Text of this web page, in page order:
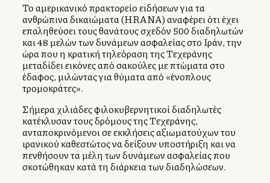
Το αμερικανικό πρακτορείο ειδήσεων για τα
ανθρώπινα δικαιώματα (HRANA) αναφέρει ότι έχει
επαληθεύσει τους θανάτους σχεδόν 500 διαδηλωτών
και 48 μελών των δυνάμεων ασφαλείας στο Ιράν, την
ώρα που η κρατική τηλεόραση της Τεχεράνης
μεταδίδει εικόνες από σακούλες με πτώματα στο
έδαφος, μιλώντας για θύματα από «ένοπλους
τρομοκράτες».
Σήμερα χιλιάδες φιλοκυβερνητικοί διαδηλωτές
κατέκλυσαν τους δρόμους της Τεχεράνης,
ανταποκρινόμενοι σε εκκλήσεις αξιωματούχων του
ιρανικού καθεστώτος να δείξουν υποστήριξη και να
πενθήσουν τα μέλη των δυνάμεων ασφαλείας που
σκοτώθηκαν κατά τη διάρκεια των διαδηλώσεων.